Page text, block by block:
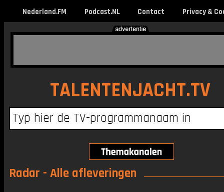
Nederland.FM Podcast.NL Contact Privacy &
TALENTENJACHT.TV
Radar - Alle afleveringen